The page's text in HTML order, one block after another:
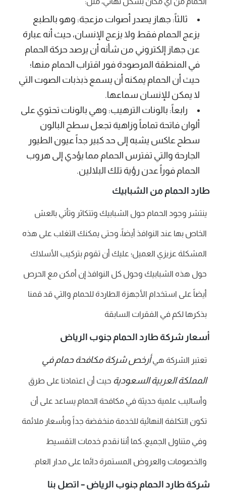
ثالثاً: جهاز يصدر أصوات مزعجة: وهو بالطبع
يزعج الحمام فقط ولا يزعج الإنسان، حيث أنه عبارة
عن جهاز إلكتروني من شأنه أن يرصد حركة الحمام
في المنطقة المرصودة فور اقتراب الحمام منها؛
حيث أن الحمام يمكنه أن يسمع ذبذبات الصوت التي
لا يمكن للإنسان سماعها.
رابعاً: بالونات الترهيب: وهي بالونات تحتوي على
ألوان فاتحة تماماً وزاهية تجعل سطح البالون
سطح عاكس يشبه إلى حد كبير جداً عيون الطيور
الجارحة والتي تفترس الحمام مما يؤدي إلى هروب
الحمام فوراً عدن رؤية تلك البلالين.
طارد الحمام من الشبابيك
ينتشر وجود الحمام حول الشبابيك وتتكاثر وتأتي بالعش
الخاص بها عند النوافذ أيضاً، وحتى يمكنك التغلب على هذه
المشكلة عزيزي العميل؛ عليك أن تقوم بتركيب الأسلاك
حول هذه الشبابيك وحول كل النوافذ إن أمكن مع الحرص
أيضاً على استخدام الأجهزة الطاردة للحمام والتي قد قمنا
بذكرها لكم في الفقرات السابقة
أسعار شركة طارد الحمام جنوب الرياض
تعتبر الشركة هيأرخص شركة مكافحة حمام في
المملكة العربية السعودية حيث أن اعتمادنا على طرق
وأساليب علمية حديثة في مكافحة الحمام يساعد على أن
تكون التكلفة النهائية للخدمة منخفضة جداً وبأسعار ملائمة
وفي متناول الجميع، كما أننا نقدم خدمات التقسيط
والخصومات والعروض المستمرة دائما على مدار العام.
شركة طارد الحمام جنوب الرياض – اتصل بنا